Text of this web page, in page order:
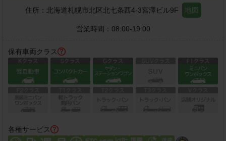
住所： 北海道札幌市北区北七条西4-3宮澤ビル9F 地図
営業時間： 08:00-19:00
保有車両クラス
各種サービス